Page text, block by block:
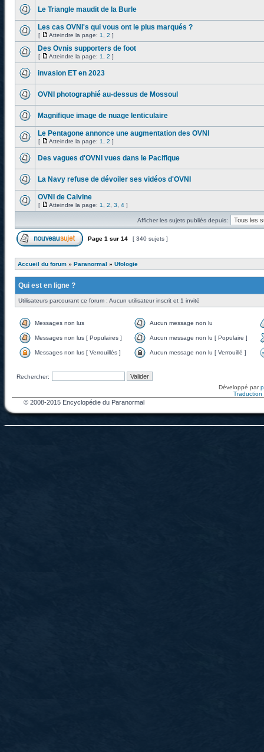
Le Triangle maudit de la Burle
Les cas OVNI's qui vous ont le plus marqués ?
[ Atteindre la page: 1 2 ]
Des Ovnis supporters de foot
[ Atteindre la page: 1 2 ]
invasion ET en 2023
OVNI photographié au-dessus de Mossoul
Magnifique image de nuage lenticulaire
Le Pentagone annonce une augmentation des OVNI
[ Atteindre la page: 1 2 ]
Des vagues d'OVNI vues dans le Pacifique
La Navy refuse de dévoiler ses vidéos d'OVNI
OVNI de Calvine
[ Atteindre la page: 1 2 3 4 ]
Afficher les sujets publiés depuis:
Page 1 sur 14 [ 340 sujets ]
Accueil du forum » Paranormal » Ufologie
Qui est en ligne ?
Utilisateurs parcourant ce forum : Aucun utilisateur inscrit et 1 invité
Messages non lus Aucun message non lu
Messages non lus [ Populaires ] Aucun message non lu [ Populaire ]
Messages non lus [ Verrouillés ] Aucun message non lu [ Verrouillé ]
Rechercher:
Développé par
Traduction
© 2008-2015 Encyclopédie du Paranormal